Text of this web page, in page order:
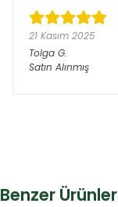
21 Kasım 2025
Tolga G.
Satın Alınmış
Benzer Ürünler